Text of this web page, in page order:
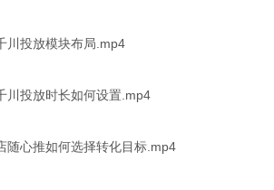
川投放模块布局.mp4
川投放时长如何设置.mp4
随心推如何选择转化目标.mp4